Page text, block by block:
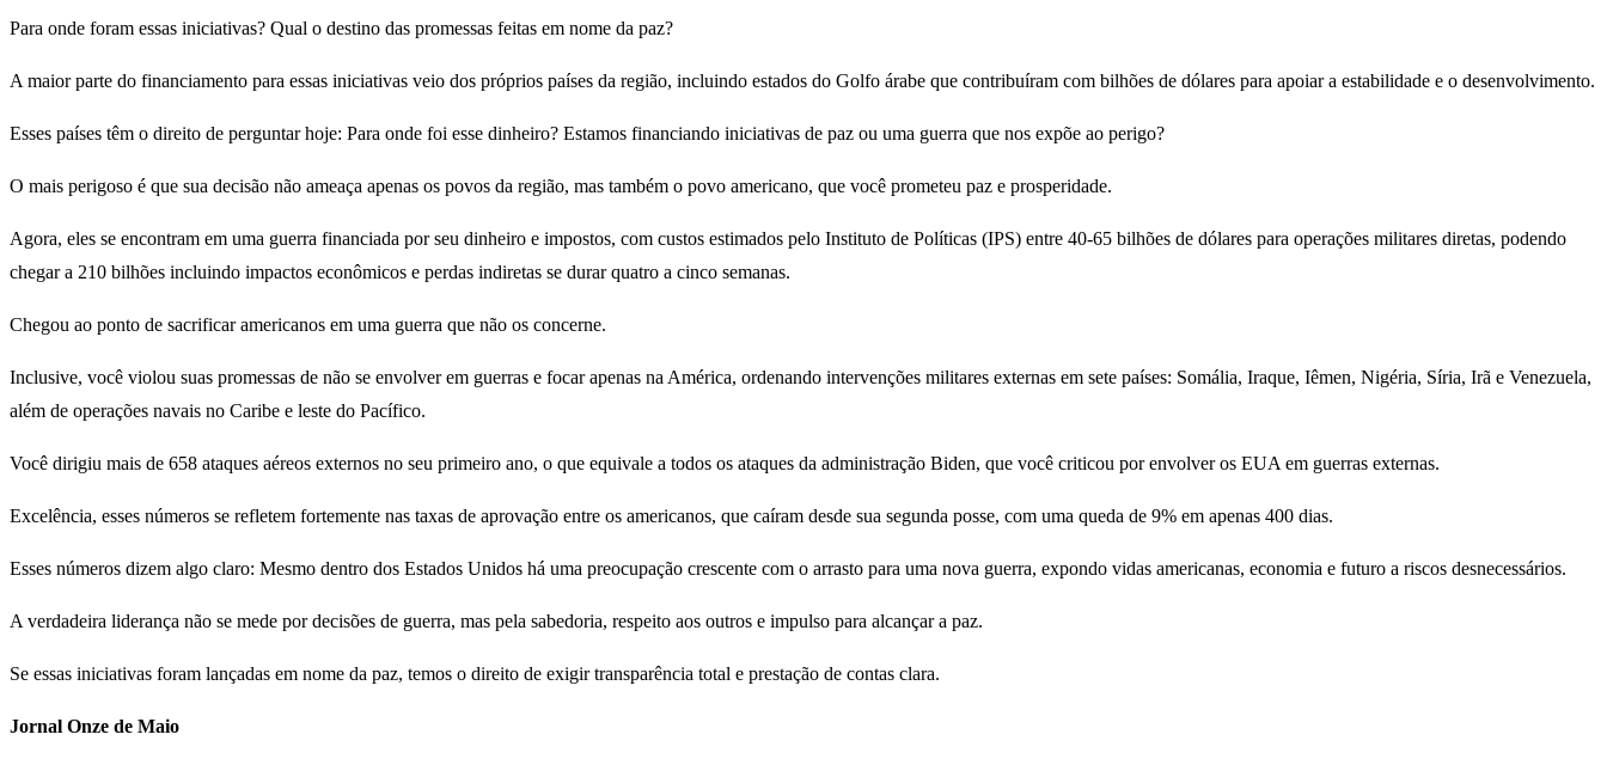
Para onde foram essas iniciativas? Qual o destino das promessas feitas em nome da paz?
A maior parte do financiamento para essas iniciativas veio dos próprios países da região, incluindo estados do Golfo árabe que contribuíram com bilhões de dólares para apoiar a estabilidade e o desenvolvimento.
Esses países têm o direito de perguntar hoje: Para onde foi esse dinheiro? Estamos financiando iniciativas de paz ou uma guerra que nos expõe ao perigo?
O mais perigoso é que sua decisão não ameaça apenas os povos da região, mas também o povo americano, que você prometeu paz e prosperidade.
Agora, eles se encontram em uma guerra financiada por seu dinheiro e impostos, com custos estimados pelo Instituto de Políticas (IPS) entre 40-65 bilhões de dólares para operações militares diretas, podendo
chegar a 210 bilhões incluindo impactos econômicos e perdas indiretas se durar quatro a cinco semanas.
Chegou ao ponto de sacrificar americanos em uma guerra que não os concerne.
Inclusive, você violou suas promessas de não se envolver em guerras e focar apenas na América, ordenando intervenções militares externas em sete países: Somália, Iraque, Iêmen, Nigéria, Síria, Irã e Venezuela,
além de operações navais no Caribe e leste do Pacífico.
Você dirigiu mais de 658 ataques aéreos externos no seu primeiro ano, o que equivale a todos os ataques da administração Biden, que você criticou por envolver os EUA em guerras externas.
Excelência, esses números se refletem fortemente nas taxas de aprovação entre os americanos, que caíram desde sua segunda posse, com uma queda de 9% em apenas 400 dias.
Esses números dizem algo claro: Mesmo dentro dos Estados Unidos há uma preocupação crescente com o arrasto para uma nova guerra, expondo vidas americanas, economia e futuro a riscos desnecessários.
A verdadeira liderança não se mede por decisões de guerra, mas pela sabedoria, respeito aos outros e impulso para alcançar a paz.
Se essas iniciativas foram lançadas em nome da paz, temos o direito de exigir transparência total e prestação de contas clara.
Jornal Onze de Maio